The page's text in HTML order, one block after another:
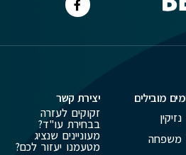
מובילים
משפחה
יצירת קשר
זקוקים לעזרה
בבחירת עו"ד?
מעוניינים שנציג
מטעמנו יעזור לכם?